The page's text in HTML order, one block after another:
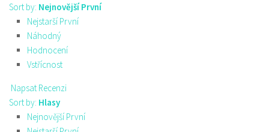
Sort by: Nejnovější První
Nejstarší První
Náhodný
Hodnocení
Vstřícnost
Napsat Recenzi
Sort by: Hlasy
Nejnovější První